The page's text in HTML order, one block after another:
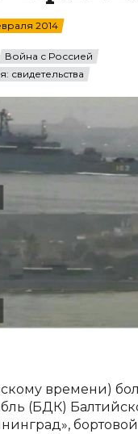
2014
Война с Россией
свидетельства
времени)
(БДК)